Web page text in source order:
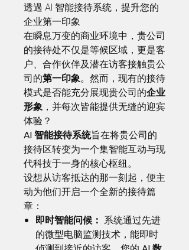
透過 AI 智能接待系统，提升您的
企业第一印象
在瞬息万变的商业环境中，贵公司
的接待处不仅是等候区域，更是客
户、合作伙伴及潜在访客接触贵公
司的第一印象。然而，现有的接待
模式是否能充分展现贵公司的企业
形象 ，并每次皆能提供无缝的迎宾
体验？
AI 智能接待系统旨在将贵公司的
接待区转变为一个集智能互动与现
代科技于一身的核心枢纽。
设想从访客抵达的那一刻起，便主
动为他们开启一个全新的接待篇
章：
即时智能问候： 系统通过先进
的微型电脑监测技术，能即时